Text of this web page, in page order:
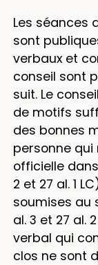
Les séances
sont
verbaux et
conseil sont
suit. Le
de motifs
des bonnes
personne qui
officielle
2 et 27 al. 1
soumises au
al. 3 et 27 al.
verbal qui
clos ne sont